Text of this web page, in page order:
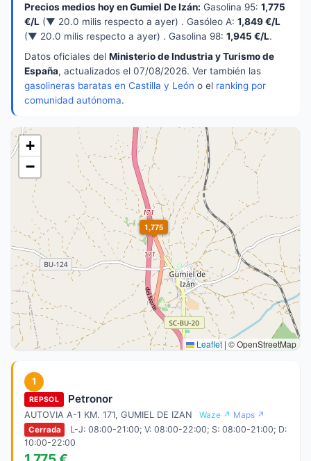
Precios medios hoy en Gumiel De Izán: Gasolina 95: 1,775
€/L (▼ 20.0 milis respecto a ayer) . Gasóleo A: 1,849 €/L
(▼ 20.0 milis respecto a ayer) . Gasolina 98: 1,945 €/L.
Datos oficiales del Ministerio de Industria y Turismo de
España, actualizados el 07/08/2026. Ver también las
gasolineras baratas en Castilla y León o el ranking por
comunidad autónoma.
1,775
+
−
Leaflet | © OpenStreetMap
1
REPSOL Petronor
AUTOVIA A-1 KM. 171, GUMIEL DE IZAN Waze ↗ Maps ↗
Cerrada
L-J: 08:00-21:00; V: 08:00-22:00; S: 08:00-21:00; D:
10:00-22:00